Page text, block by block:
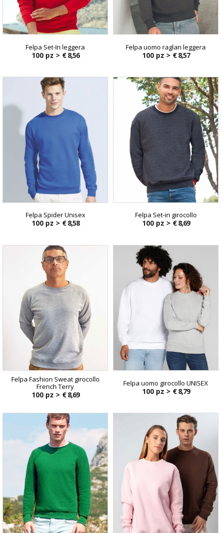
Felpa Set-In leggera
100 pz > € 8,56
Felpa uomo raglan leggera
100 pz > € 8,57
Felpa Spider Unisex
100 pz > € 8,58
Felpa Set-in girocollo
100 pz > € 8,69
Felpa Fashion Sweat girocollo
French Terry
100 pz > € 8,69
Felpa uomo girocollo UNISEX
100 pz > € 8,79